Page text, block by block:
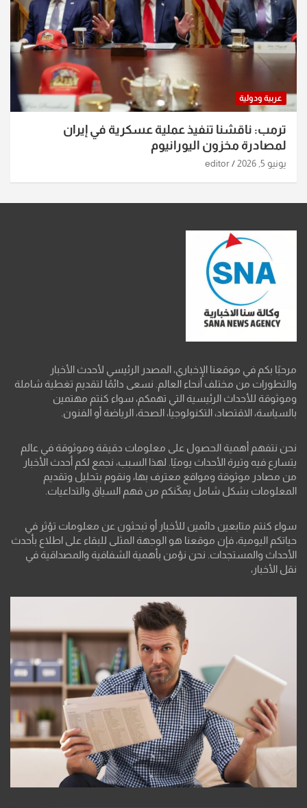
عربية ودولية
ترمب: ناقشنا تنفيذ عملية عسكرية في إيران
لمصادرة مخزون اليورانيوم
يونيو 5, 2026 editor
مرحبًا بكم في موقعنا الإخباري، المصدر الرئيسي لأحدث الأخبار
والتطورات من مختلف أنحاء العالم. نسعى دائمًا لتقديم تغطية شاملة
وموثوقة للأحداث الرئيسية التي تهمكم، سواء كنتم مهتمين
بالسياسة، الاقتصاد، التكنولوجيا، الصحة، الرياضة أو الفنون.
نحن نتفهم أهمية الحصول على معلومات دقيقة وموثوقة في عالم
يتسارع فيه وتيرة الأحداث يوميًا. لهذا السبب، نجمع لكم أحدث الأخبار
من مصادر موثوقة ومواقع معترف بها، ونقوم بتحليل وتقديم
المعلومات بشكل شامل يمكّنكم من فهم السياق والتداعيات.
سواء كنتم متابعين دائمين للأخبار أو تبحثون عن معلومات تؤثر في
حياتكم اليومية، فإن موقعنا هو الوجهة المثلى للبقاء على اطلاع بأحدث
الأحداث والمستجدات. نحن نؤمن بأهمية الشفافية والمصداقية في
نقل الأخبار،